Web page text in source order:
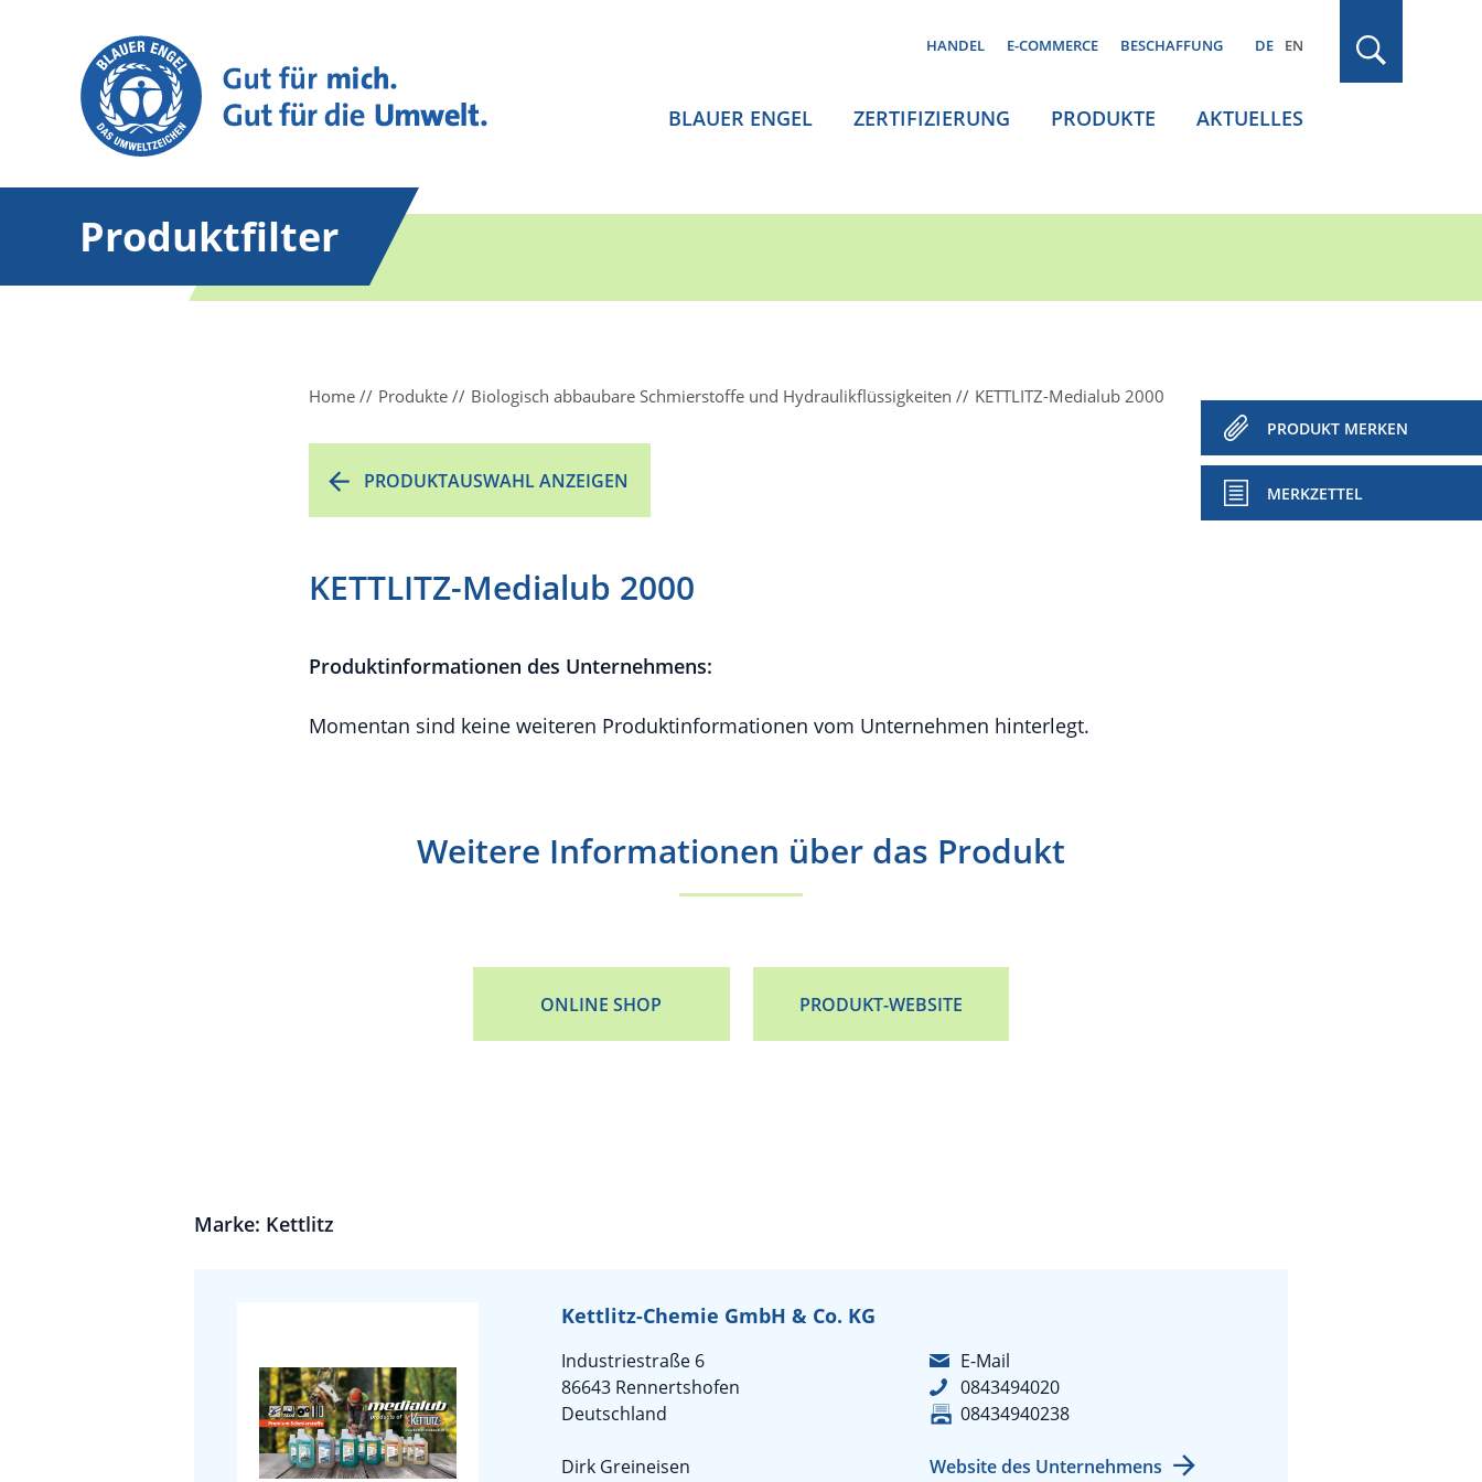
HANDEL E-COMMERCE BESCHAFFUNG DE EN
BLAUER ENGEL ZERTIFIZIERUNG PRODUKTE AKTUELLES
Produktfilter
Home Produkte Biologisch abbaubare Schmierstoffe und Hydraulikflüssigkeiten KETTLITZ-Medialub 2000
PRODUKTAUSWAHL ANZEIGEN
PRODUKT MERKEN
MERKZETTEL
KETTLITZ-Medialub 2000
Produktinformationen des Unternehmens:
Momentan sind keine weiteren Produktinformationen vom Unternehmen hinterlegt.
Weitere Informationen über das Produkt
ONLINE SHOP PRODUKT-WEBSITE
Marke: Kettlitz
Kettlitz-Chemie GmbH & Co. KG
Industriestraße 6
86643 Rennertshofen
Deutschland
Dirk Greineisen
E-Mail
0843494020
08434940238
Website des Unternehmens